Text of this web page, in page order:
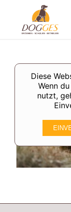
Diese
Wenn
nutzt,